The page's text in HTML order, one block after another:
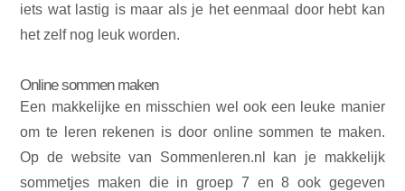
iets wat lastig is maar als je het eenmaal door hebt kan
het zelf nog leuk worden.
Online sommen maken
Een makkelijke en misschien wel ook een leuke manier
om te leren rekenen is door online sommen te maken.
Op de website van Sommenleren.nl kan je makkelijk
sommetjes maken die in groep 7 en 8 ook gegeven